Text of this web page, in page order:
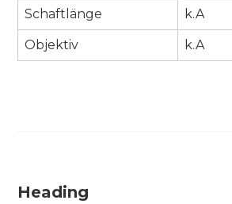
Schaftlänge k.A
Objektiv k.A
Heading